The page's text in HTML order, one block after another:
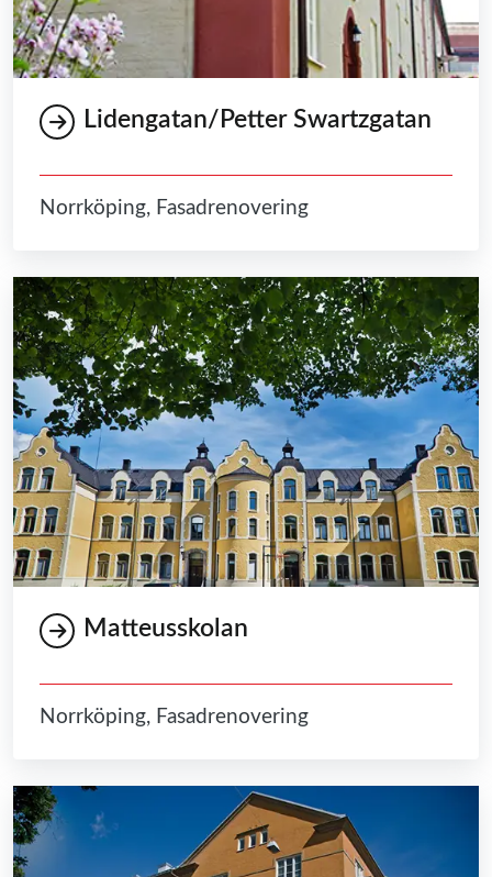
Lidengatan/Petter Swartzgatan
Norrköping, Fasadrenovering
Matteusskolan
Norrköping, Fasadrenovering